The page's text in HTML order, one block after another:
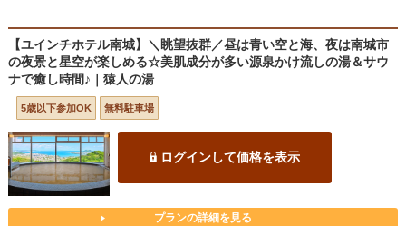
【ユインチホテル南城】＼眺望抜群／昼は青い空と海、夜は南城市
の夜景と星空が楽しめる☆美肌成分が多い源泉かけ流しの湯＆サウ
ナで癒し時間♪｜猿人の湯
5歳以下参加OK 無料駐車場
ログインして価格を表示
プランの詳細を見る